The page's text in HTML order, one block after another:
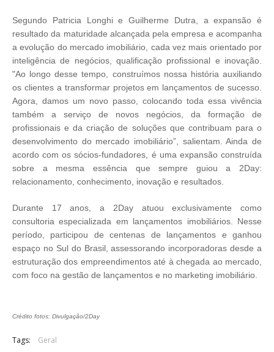
Segundo Patricia Longhi e Guilherme Dutra, a expansão é
resultado da maturidade alcançada pela empresa e acompanha
a evolução do mercado imobiliário, cada vez mais orientado por
inteligência de negócios, qualificação profissional e inovação.
"Ao longo desse tempo, construímos nossa história auxiliando
os clientes a transformar projetos em lançamentos de sucesso.
Agora, damos um novo passo, colocando toda essa vivência
também a serviço de novos negócios, da formação de
profissionais e da criação de soluções que contribuam para o
desenvolvimento do mercado imobiliário”, salientam. Ainda de
acordo com os sócios-fundadores, é uma expansão construída
sobre a mesma essência que sempre guiou a 2Day:
relacionamento, conhecimento, inovação e resultados.
Durante 17 anos, a 2Day atuou exclusivamente como
consultoria especializada em lançamentos imobiliários. Nesse
período, participou de centenas de lançamentos e ganhou
espaço no Sul do Brasil, assessorando incorporadoras desde a
estruturação dos empreendimentos até à chegada ao mercado,
com foco na gestão de lançamentos e no marketing imobiliário.
Crédito fotos: Divulgação/2Day
Tags: Geral